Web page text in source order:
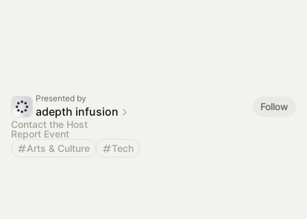
Presented by
adepth infusion
Follow
Contact the Host
Report Event
Arts & Culture
Tech